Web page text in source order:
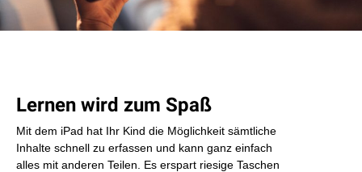
Lernen wird zum Spaß
Mit dem iPad hat Ihr Kind die Möglichkeit sämtliche
Inhalte schnell zu erfassen und kann ganz einfach
alles mit anderen Teilen. Es erspart riesige Taschen